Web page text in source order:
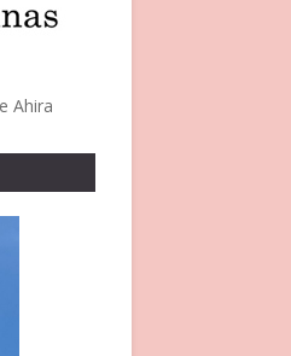
Ahira